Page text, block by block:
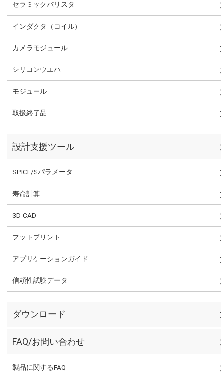
セラミックバリスタ
インダクタ（コイル）
カメラモジュール
シリコンウエハ
モジュール
取扱終了品
設計支援ツール
SPICE/Sパラメータ
寿命計算
3D-CAD
フットプリント
アプリケーションガイド
信頼性試験データ
ダウンロード
FAQ/お問い合わせ
製品に関するFAQ